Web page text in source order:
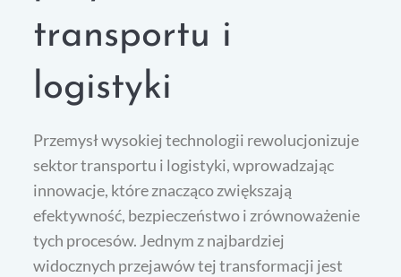
transportu i
logistyki
Przemysł wysokiej technologii rewolucjonizuje
sektor transportu i logistyki, wprowadzając
innowacje, które znacząco zwiększają
efektywność, bezpieczeństwo i zrównoważenie
tych procesów. Jednym z najbardziej
widocznych przejawów tej transformacji jest